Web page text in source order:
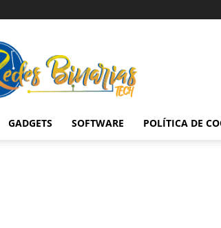
Binarias
Tech
GADGETS SOFTWARE POLÍTICA DE